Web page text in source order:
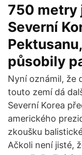
750 metry
Severní
působily
Nyní oznámil, že
touto zemí dá
Severní Korea
amerického
zkoušku
Ačkoli není jisté,